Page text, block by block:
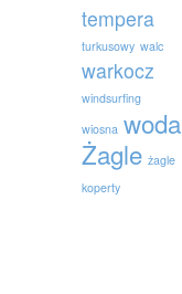
tempera
turkusowy walc
warkocz
windsurfing
wiosna woda
Żagle żagle
koperty